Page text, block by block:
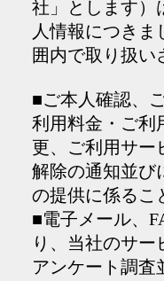
社」とします）
人情報につきま
囲内で取り扱い
■ご本人確認、
利用料金・ご利
更、ご利用サー
解除の通知並び
の提供に係るこ
■電子メール、
り、当社のサー
アンケート調査